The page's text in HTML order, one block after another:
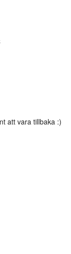
att vara tillbaka :)